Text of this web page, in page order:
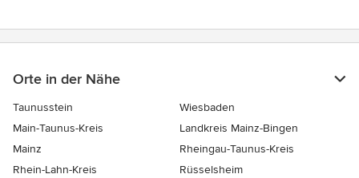
Orte in der Nähe
Taunusstein
Wiesbaden
Main-Taunus-Kreis
Landkreis Mainz-Bingen
Mainz
Rheingau-Taunus-Kreis
Rhein-Lahn-Kreis
Rüsselsheim